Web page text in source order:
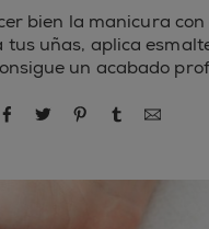
bien la manicura con
tus uñas, aplica
un acabado
compartir por
compartir por
compartir